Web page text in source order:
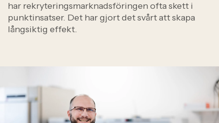
har rekryteringsmarknadsföringen ofta skett i
punktinsatser. Det har gjort det svårt att skapa
långsiktig effekt.